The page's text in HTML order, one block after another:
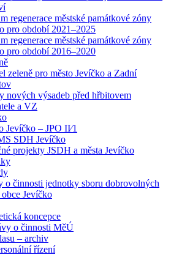
regenerace městské památkové zóny
pro období 2021–2025
regenerace městské památkové zóny
pro období 2016–2020
zeleně pro město Jevíčko a Zadní
nových výsadeb před hřbitovem
a VZ
Jevíčko – JPO II⁄1
SDH Jevíčko
projekty JSDH a města Jevíčko
o činnosti jednotky sboru dobrovolných
obce Jevíčko
koncepce
o činnosti MěÚ
– archiv
řízení